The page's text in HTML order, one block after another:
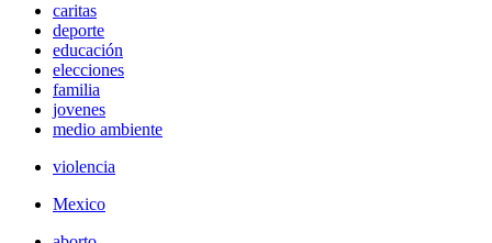
caritas
deporte
educación
elecciones
familia
jovenes
medio ambiente
violencia
Mexico